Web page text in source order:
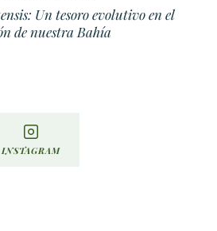
Un tesoro evolutivo en el
de nuestra Bahía
INSTAGRAM